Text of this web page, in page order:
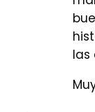
las